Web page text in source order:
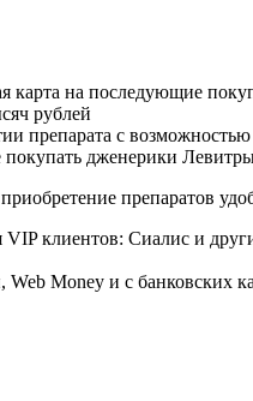
карта на последующие
рублей
с возможностью
дженерики
препаратов
VIP клиентов: Сиалис и
Money и с банковских